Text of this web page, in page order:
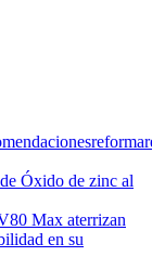
reforma
Óxido de zinc al
Max aterrizan
en su